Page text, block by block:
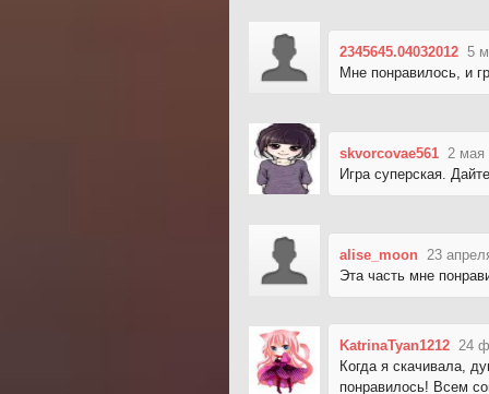
2345645.04032012 5
Мне понравилось, и
skvorcovae561 2 мая
Игра суперская.
alise_moon 23
Эта часть мне
KatrinaTyan1212 24
Когда я скачивала,
понравилось! Всем